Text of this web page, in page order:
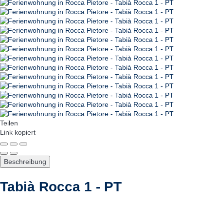
Teilen
Link kopiert
Beschreibung
Tabià Rocca 1 - PT